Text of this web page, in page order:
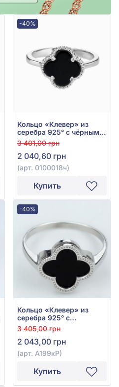
-40%
Кольцо «Клевер» из
серебра 925° с чёрным
ониксом, арт. 0100018ч
3 401,00 грн
2 040,60 грн
(арт. 0100018ч)
Купить
-40%
Кольцо «Клевер» из
серебра 925° с
фианитом, арт. А199кР
3 405,00 грн
2 043,00 грн
(арт. А199кР)
Купить